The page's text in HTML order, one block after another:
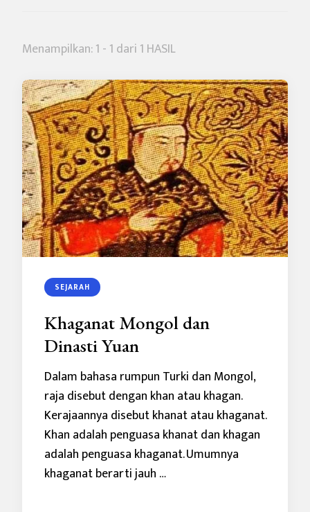
Menampilkan: 1 - 1 dari 1 HASIL
SEJARAH
Khaganat Mongol dan
Dinasti Yuan
Dalam bahasa rumpun Turki dan Mongol,
raja disebut dengan khan atau khagan.
Kerajaannya disebut khanat atau khaganat.
Khan adalah penguasa khanat dan khagan
adalah penguasa khaganat. Umumnya
khaganat berarti jauh …